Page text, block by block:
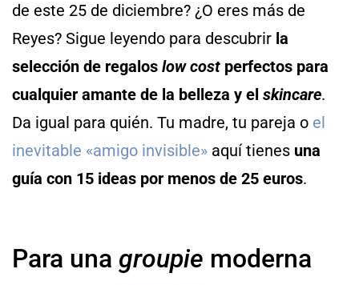
de este 25 de diciembre? ¿O eres más de
Reyes? Sigue leyendo para descubrir la
selección de regalos low cost perfectos para
cualquier amante de la belleza y el skincare.
Da igual para quién. Tu madre, tu pareja o el
inevitable «amigo invisible» aquí tienes una
guía con 15 ideas por menos de 25 euros.
Para una groupie moderna